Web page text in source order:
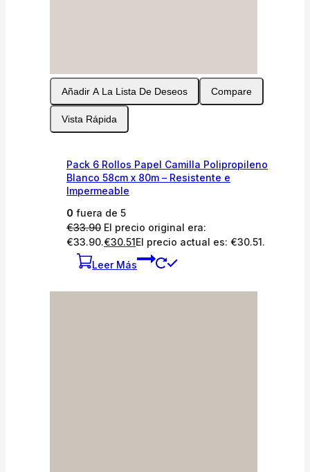
Añadir A La Lista De Deseos Compare
Vista Rápida
Pack 6 Rollos Papel Camilla Polipropileno
Blanco 58cm x 80m – Resistente e
Impermeable
0 fuera de 5
€33.90 El precio original era:
€33.90.€30.51El precio actual es: €30.51.
Leer Más